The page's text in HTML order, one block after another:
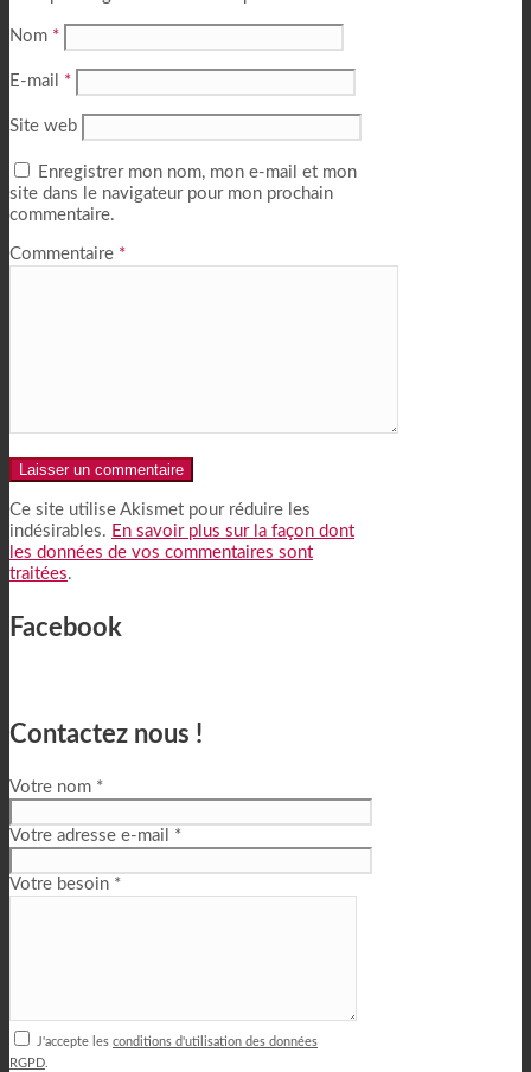
Nom *
E-mail *
Site web
Enregistrer mon nom, mon e-mail et mon
site dans le navigateur pour mon prochain
commentaire.
Commentaire *
Alternative:
Ce site utilise Akismet pour réduire les
indésirables. En savoir plus sur la façon dont
les données de vos commentaires sont
traitées.
Facebook
Contactez nous !
Votre nom *
Votre adresse e-mail *
Votre besoin *
J'accepte les conditions d'utilisation des données
RGPD.